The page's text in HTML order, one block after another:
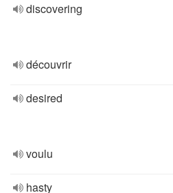
discovering
découvrir
desired
voulu
hasty